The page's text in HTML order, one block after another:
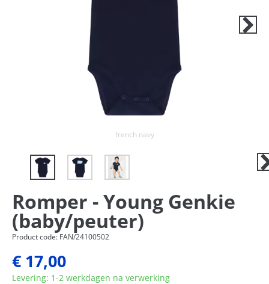
french navy
Romper - Young Genkie
(baby/peuter)
Product code: FAN/24100502
€ 17,00
Levering: 1-2 werkdagen na verwerking